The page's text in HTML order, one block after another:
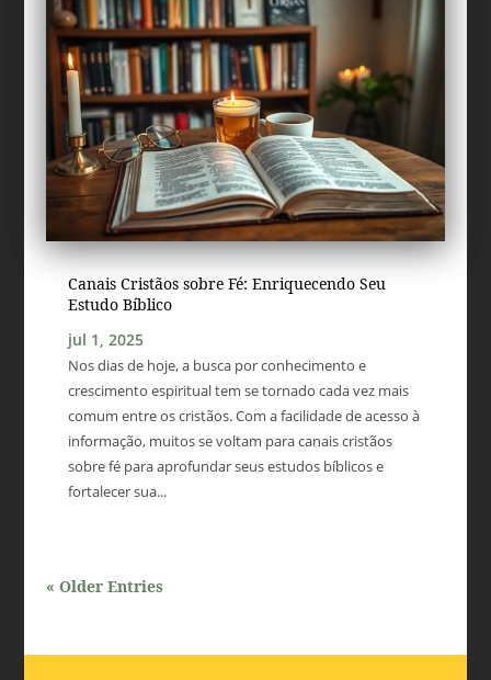
Canais Cristãos sobre Fé: Enriquecendo Seu
Estudo Bíblico
jul 1, 2025
Nos dias de hoje, a busca por conhecimento e
crescimento espiritual tem se tornado cada vez mais
comum entre os cristãos. Com a facilidade de acesso à
informação, muitos se voltam para canais cristãos
sobre fé para aprofundar seus estudos bíblicos e
fortalecer sua...
« Older Entries